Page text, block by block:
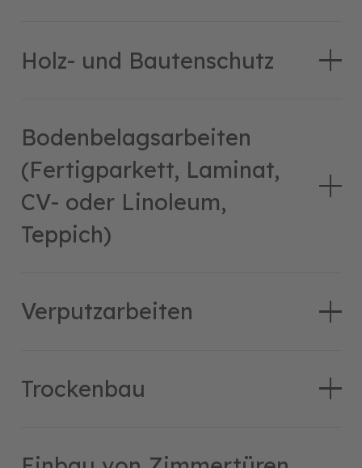
Holz- und Bautenschutz
Bodenbelagsarbeiten
(Fertigparkett, Laminat,
CV- oder Linoleum,
Teppich)
Verputzarbeiten
Trockenbau